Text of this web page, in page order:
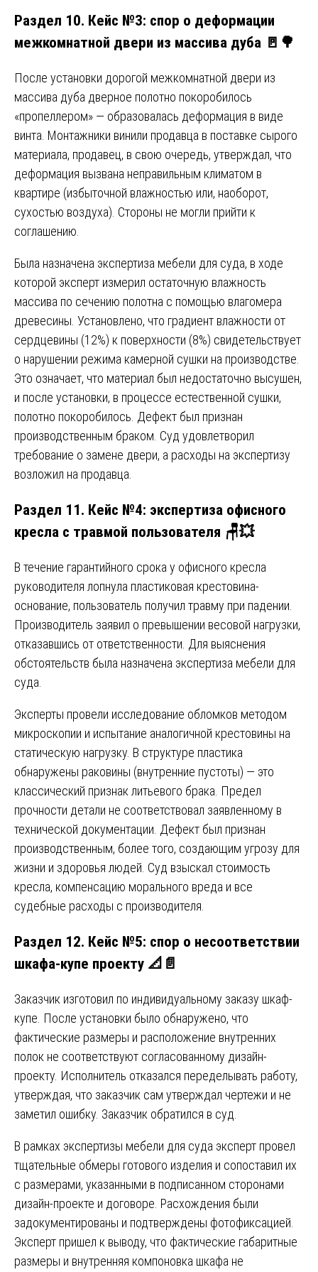
Раздел 10. Кейс №3: спор о деформации
межкомнатной двери из массива дуба 🚪🌳
После установки дорогой межкомнатной двери из
массива дуба дверное полотно покоробилось
«пропеллером» — образовалась деформация в виде
винта. Монтажники винили продавца в поставке сырого
материала, продавец, в свою очередь, утверждал, что
деформация вызвана неправильным климатом в
квартире (избыточной влажностью или, наоборот,
сухостью воздуха). Стороны не могли прийти к
соглашению.
Была назначена экспертиза мебели для суда, в ходе
которой эксперт измерил остаточную влажность
массива по сечению полотна с помощью влагомера
древесины. Установлено, что градиент влажности от
сердцевины (12%) к поверхности (8%) свидетельствует
о нарушении режима камерной сушки на производстве.
Это означает, что материал был недостаточно высушен,
и после установки, в процессе естественной сушки,
полотно покоробилось. Дефект был признан
производственным браком. Суд удовлетворил
требование о замене двери, а расходы на экспертизу
возложил на продавца.
Раздел 11. Кейс №4: экспертиза офисного
кресла с травмой пользователя 🪑💥
В течение гарантийного срока у офисного кресла
руководителя лопнула пластиковая крестовина-
основание, пользователь получил травму при падении.
Производитель заявил о превышении весовой нагрузки,
отказавшись от ответственности. Для выяснения
обстоятельств была назначена экспертиза мебели для
суда.
Эксперты провели исследование обломков методом
микроскопии и испытание аналогичной крестовины на
статическую нагрузку. В структуре пластика
обнаружены раковины (внутренние пустоты) — это
классический признак литьевого брака. Предел
прочности детали не соответствовал заявленному в
технической документации. Дефект был признан
производственным, более того, создающим угрозу для
жизни и здоровья людей. Суд взыскал стоимость
кресла, компенсацию морального вреда и все
судебные расходы с производителя.
Раздел 12. Кейс №5: спор о несоответствии
шкафа-купе проекту 📐📄
Заказчик изготовил по индивидуальному заказу шкаф-
купе. После установки было обнаружено, что
фактические размеры и расположение внутренних
полок не соответствуют согласованному дизайн-
проекту. Исполнитель отказался переделывать работу,
утверждая, что заказчик сам утверждал чертежи и не
заметил ошибку. Заказчик обратился в суд.
В рамках экспертизы мебели для суда эксперт провел
тщательные обмеры готового изделия и сопоставил их
с размерами, указанными в подписанном сторонами
дизайн-проекте и договоре. Расхождения были
задокументированы и подтверждены фотофиксацией.
Эксперт пришел к выводу, что фактические габаритные
размеры и внутренняя компоновка шкафа не